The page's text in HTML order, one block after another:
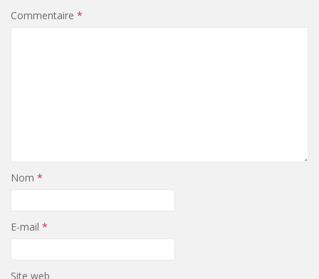
Commentaire *
Nom *
E-mail *
Site web